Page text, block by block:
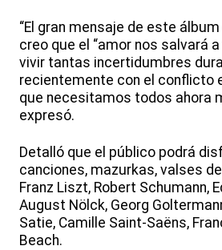
“El gran mensaje de este
creo que el “amor nos salvará a
vivir tantas incertidumbres
recientemente con el conflicto
que necesitamos todos ahora
expresó.
Detalló que el público podrá
canciones, mazurkas, valses
Franz Liszt, Robert Schumann,
August Nölck, Georg
Satie, Camille Saint-Saëns,
Beach.